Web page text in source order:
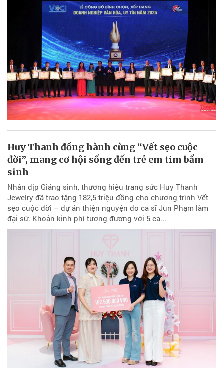
Huy Thanh đồng hành cùng “Vết sẹo cuộc
đời”, mang cơ hội sống đến trẻ em tim bẩm
sinh
Nhân dịp Giáng sinh, thương hiệu trang sức Huy Thanh
Jewelry đã trao tặng 182,5 triệu đồng cho chương trình Vết
sẹo cuộc đời – dự án thiện nguyện do ca sĩ Jun Phạm làm
đại sứ. Khoản kinh phí tương đương với 5 ca...